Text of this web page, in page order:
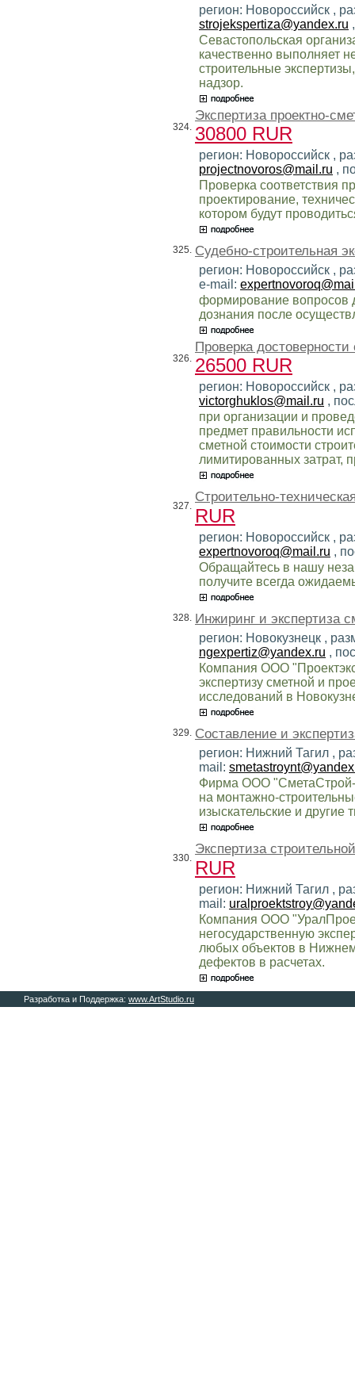
регион: Новороссийск ,
strojekspertiza@yandex.ru
Севастопольская
качественно выполняет
строительные
надзор.
324.
Экспертиза проектно-
30800 RUR
регион: Новороссийск ,
projectnovoros@mail.ru ,
Проверка соответствия
проектирование,
котором будут
325. Судебно-строительная
регион: Новороссийск ,
e-mail:
формирование вопросов
дознания после
326.
Проверка
26500 RUR
регион: Новороссийск ,
victorghuklos@mail.ru ,
при организации и
предмет правильности
сметной стоимости
лимитированных затрат,
327.
Строительно-
RUR
регион: Новороссийск ,
expertnovoroq@mail.ru ,
Обращайтесь в нашу
получите всегда
328. Инжиринг и экспертиза
регион: Новокузнецк ,
ngexpertiz@yandex.ru ,
Компания ООО
экспертизу сметной и
исследований в
329. Составление и
регион: Нижний Тагил ,
mail:
Фирма ООО "СметаСтрой-
на монтажно-
изыскательские и
330.
Экспертиза
RUR
регион: Нижний Тагил ,
mail:
Компания ООО
негосударственную
любых объектов в
дефектов в расчетах.
Разработка и Поддержка: www.ArtStudio.ru